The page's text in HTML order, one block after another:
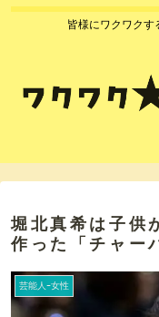
皆様にワクワクす
堀北真希は子供
作った「チャー
芸能人ｰ女性